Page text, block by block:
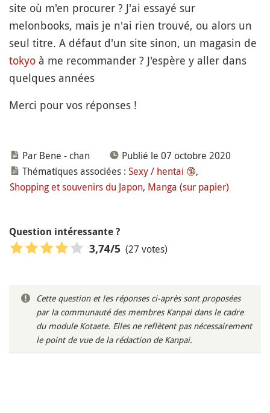
site où m'en procurer ? J'ai essayé sur
melonbooks, mais je n'ai rien trouvé, ou alors un
seul titre. A défaut d'un site sinon, un magasin de
tokyo à me recommander ? J'espère y aller dans
quelques années
Merci pour vos réponses !
Par Bene - chan
Publié le 07 octobre 2020
Thématiques associées : Sexy / hentai 🔞,
Shopping et souvenirs du Japon, Manga (sur papier)
Question intéressante ?
3,74/5 (27 votes)
Cette question et les réponses ci-après sont proposées
par la communauté des membres Kanpai dans le cadre
du module Kotaete. Elles ne reflètent pas nécessairement
le point de vue de la rédaction de Kanpai.